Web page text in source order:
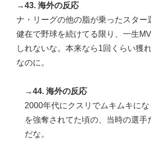
→43. 海外の反応
ナ・リーグの他の脂が乗ったスター
健在で野球を続けてる限り、一生
しれないな。本来なら1回くらい獲
なのに。
→44. 海外の反応
2000年代にクスリでムキムキに
を強奪されてた頃の、当時の選手
だな。